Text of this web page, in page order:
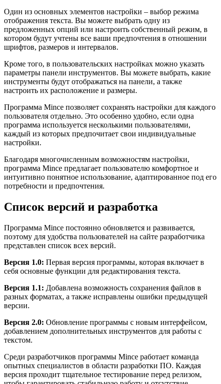
Один из основных элементов настройки – выбор режима
отображения текста. Вы можете выбрать одну из
предложенных опций или настроить собственный режим, в
котором будут учтены все ваши предпочтения в отношении
шрифтов, размеров и интервалов.
Кроме того, в пользовательских настройках можно указать
параметры панели инструментов. Вы можете выбрать, какие
инструменты будут отображаться на панели, а также
настроить их расположение и размеры.
Программа Mince позволяет сохранять настройки для каждого
пользователя отдельно. Это особенно удобно, если одна
программа используется несколькими пользователями,
каждый из которых предпочитает свои индивидуальные
настройки.
Благодаря многочисленным возможностям настройки,
программа Mince предлагает пользователю комфортное и
интуитивно понятное использование, адаптированное под его
потребности и предпочтения.
Список версий и разработка
Программа Mince постоянно обновляется и развивается,
поэтому для удобства пользователей на сайте разработчика
представлен список всех версий.
Версия 1.0: Первая версия программы, которая включает в
себя основные функции для редактирования текста.
Версия 1.1: Добавлена возможность сохранения файлов в
разных форматах, а также исправлены ошибки предыдущей
версии.
Версия 2.0: Обновление программы с новым интерфейсом,
добавлением дополнительных инструментов для работы с
текстом.
Среди разработчиков программы Mince работает команда
опытных специалистов в области разработки ПО. Каждая
версия проходит тщательное тестирование перед релизом,